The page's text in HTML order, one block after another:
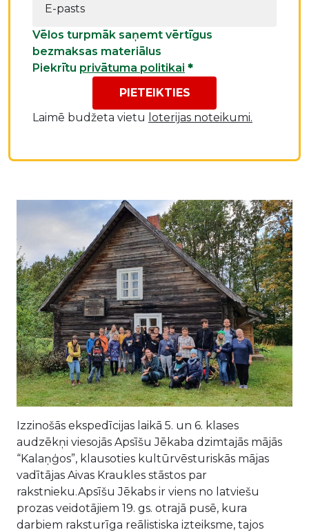
Izzinošās ekspedīcijas laikā 5. un 6. klases
audzēkņi viesojās Apsīšu Jēkaba dzimtajās mājās
“Kalaņģos”, klausoties kultūrvēsturiskās mājas
vadītājas Aivas Kraukles stāstos par
rakstnieku.Apsīšu Jēkabs ir viens no latviešu
prozas veidotājiem 19. gs. otrajā pusē, kura
darbiem raksturīga reālistiska izteiksme, tajos
Vēlos turpmāk saņemt vērtīgus
bezmaksas materiālus
Piekrītu privātuma politikai *
PIETEIKTIES
Laimē budžeta vietu loterijas noteikumi.